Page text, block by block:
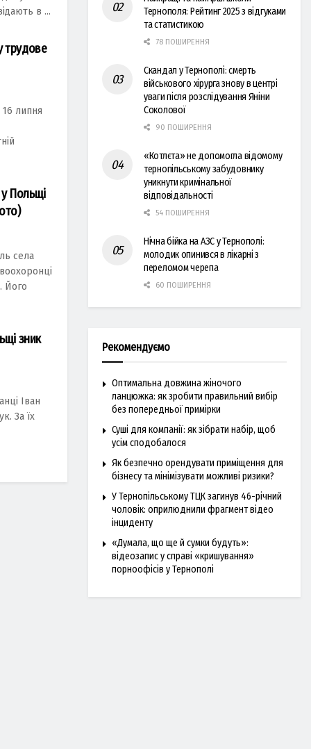
в ...
трудове
липня
Польщі
села
Його
зник
Іван
За їх
Тернополя: Рейтинг 2025 з відгуками
та статистикою
78 ПОШИРЕННЯ
Скандал у Тернополі: смерть
військового хірурга знову в центрі
уваги після розслідування Яніни
Соколової
90 ПОШИРЕННЯ
«Котлєта» не допомогла відомому
тернопільському забудовнику
уникнути кримінальної
відповідальності
54 ПОШИРЕННЯ
Нічна бійка на АЗС у Тернополі:
молодик опинився в лікарні з
переломом черепа
60 ПОШИРЕННЯ
Рекомендуємо
Оптимальна довжина жіночого
ланцюжка: як зробити правильний вибір
без попередньої примірки
Суші для компанії: як зібрати набір, щоб
усім сподобалося
Як безпечно орендувати приміщення для
бізнесу та мінімізувати можливі ризики?
У Тернопільському ТЦК загинув 46-річний
чоловік: оприлюднили фрагмент відео
інциденту
«Думала, що ще й сумки будуть»:
відеозапис у справі «кришування»
порноофісів у Тернополі